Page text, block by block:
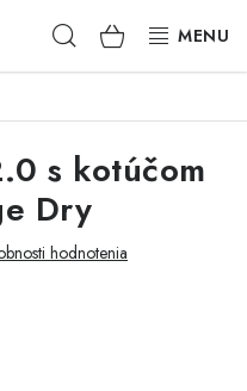
Hľadať
KOŠÍK
s kotúčom
Dry
hodnotenia